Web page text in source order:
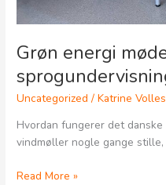
Grøn energi
Uncategorized /Katrine
Hvordan fungerer det
vindmøller nogle gange
Read More »